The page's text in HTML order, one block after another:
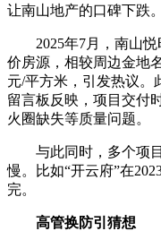
让南山地产的口碑下跌。
2025年7月，南山悦
价房源，相较周边金地
元/平方米，引发热议。
留言板反映，项目交付
火圈缺失等质量问题。
与此同时，多个项目
慢。比如“开云府”在
完。
高管换防引猜想